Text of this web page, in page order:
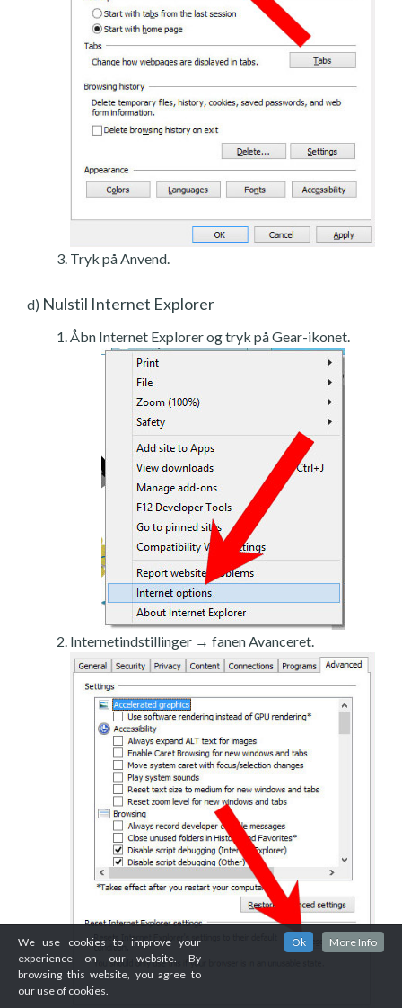
Tryk på Anvend.
d) Nulstil Internet Explorer
Åbn Internet Explorer og tryk på Gear-ikonet.
Internetindstillinger → fanen Avanceret.
We use cookies to improve your
experience on our website. By
browsing this website, you agree to
our use of cookies.
Ok More Info